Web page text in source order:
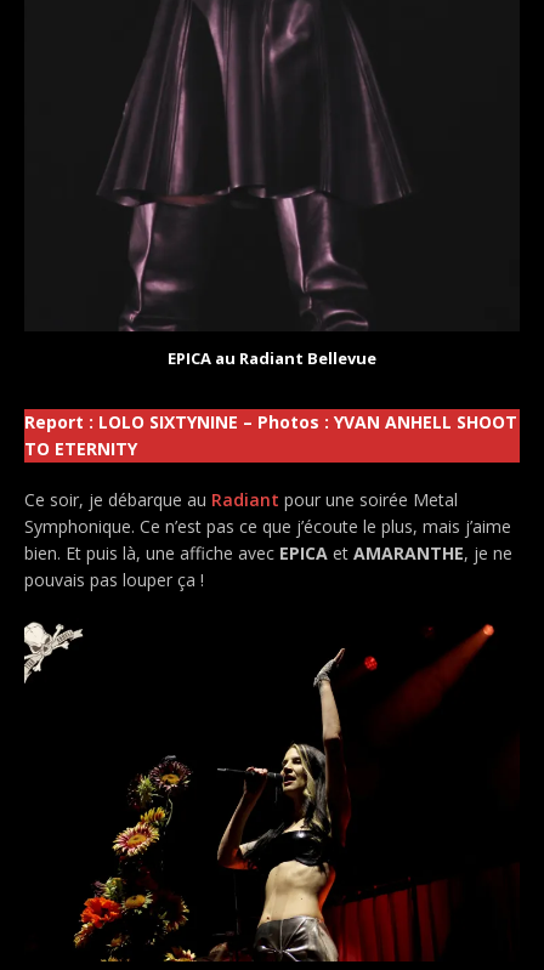
EPICA au Radiant Bellevue
Report : LOLO SIXTYNINE – Photos : YVAN ANHELL SHOOT
TO ETERNITY
Ce soir, je débarque au Radiant pour une soirée Metal
Symphonique. Ce n’est pas ce que j’écoute le plus, mais j’aime
bien. Et puis là, une affiche avec EPICA et AMARANTHE, je ne
pouvais pas louper ça !